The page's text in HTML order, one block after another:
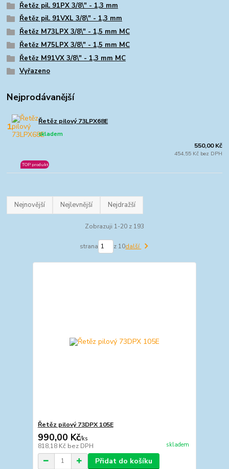
Řetěz pil. 91PX 3/8\" - 1,3 mm
Řetěz pil. 91VXL 3/8\" - 1,3 mm
Řetěz M73LPX 3/8\" - 1,5 mm MC
Řetěz M75LPX 3/8\" - 1,5 mm MC
Řetěz M91VX 3/8\" - 1,3 mm MC
Vyřazeno
Nejprodávanější
1. Řetěz pilový 73LPX68E
skladem
TOP produkt
550,00 Kč
454,55 Kč bez DPH
Nejnovější Nejlevnější Nejdražší
Zobrazuji 1-20 z 193
strana z 10další
Řetěz pilový 73DPX 105E
990,00 Kč/ks
818,18 Kč bez DPH skladem
Přidat do košíku